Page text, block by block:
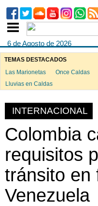
6 de Agosto de 2026
TEMAS DESTACADOS
Las Marionetas
Once Caldas
Lluvias en Caldas
INTERNACIONAL
Colombia
requisitos
tránsito en
Venezuela